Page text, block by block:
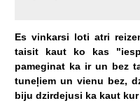
Es vinkarsi loti atri
taisit
kaut ko kas
pameginat ka ir un bez
tuneļiem un vienu bez,
biju dzirdejusi ka kaut kur